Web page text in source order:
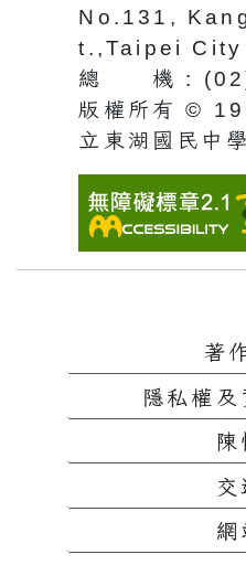
No.131,
t.,Taipei City
總 機 : (02)
版權所有 ©
立東湖國民中學
著
隱私權及
交
網